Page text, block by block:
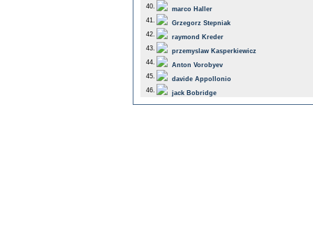
40.
marco Haller
41.
Grzegorz Stepniak
42.
raymond Kreder
43.
przemyslaw Kasperkiewicz
44.
Anton Vorobyev
45.
davide Appollonio
46.
jack Bobridge